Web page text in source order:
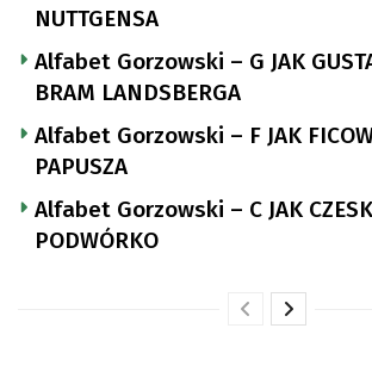
NUTTGENSA
Alfabet Gorzowski – G JAK
BRAM LANDSBERGA
Alfabet Gorzowski – F JAK
PAPUSZA
Alfabet Gorzowski – C JAK
PODWÓRKO